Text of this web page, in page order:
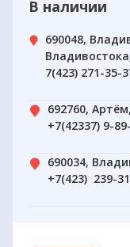
В наличии
690048,
7(423) 271-35-
692760,
+7(42337) 9-
690034,
+7(423) 239-